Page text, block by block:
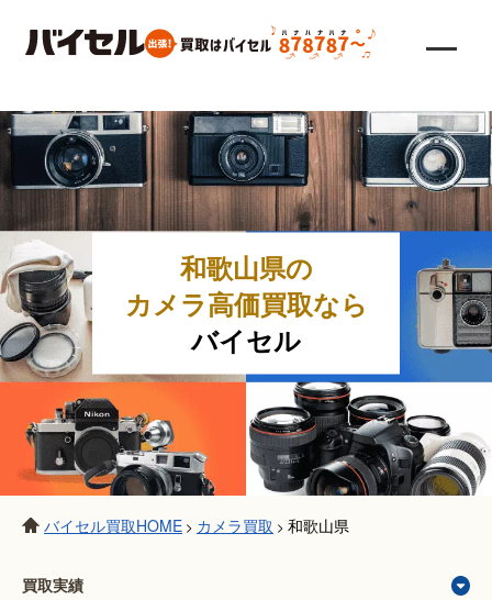
和歌山県の
カメラ高価買取なら
バイセル
バイセル買取HOME > カメラ買取 > 和歌山県
買取実績